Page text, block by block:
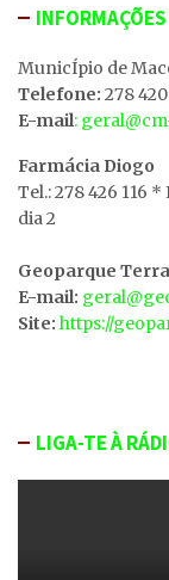
MunicÍpio de
Telefone: 278
E-mail:
Farmácia Diogo
Tel.: 278 426 116
dia 2
Geoparque
E-mail:
Site: https://
LIGA-TE À